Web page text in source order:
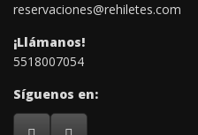
reservaciones@rehiletes.com
¡Llámanos!
5518007054
Síguenos en: